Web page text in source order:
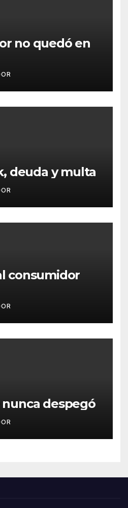
no quedó en
deuda y multa
consumidor
despegó